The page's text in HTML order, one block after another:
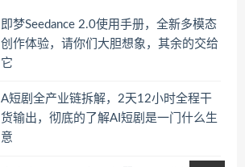
即梦Seedance 2.0使用手册，全新多模态
创作体验，请你们大胆想象，其余的交给
它
A短剧全产业链拆解，2天12小时全程干
货输出，彻底的了解AI短剧是一门什么生
意